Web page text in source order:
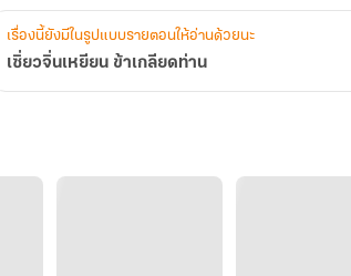
เรื่องนี้ยังมีในรูปแบบรายตอนให้อ่านด้วยนะ
เซิ่ยวจิ่นเหยียน ข้าเกลียดท่าน